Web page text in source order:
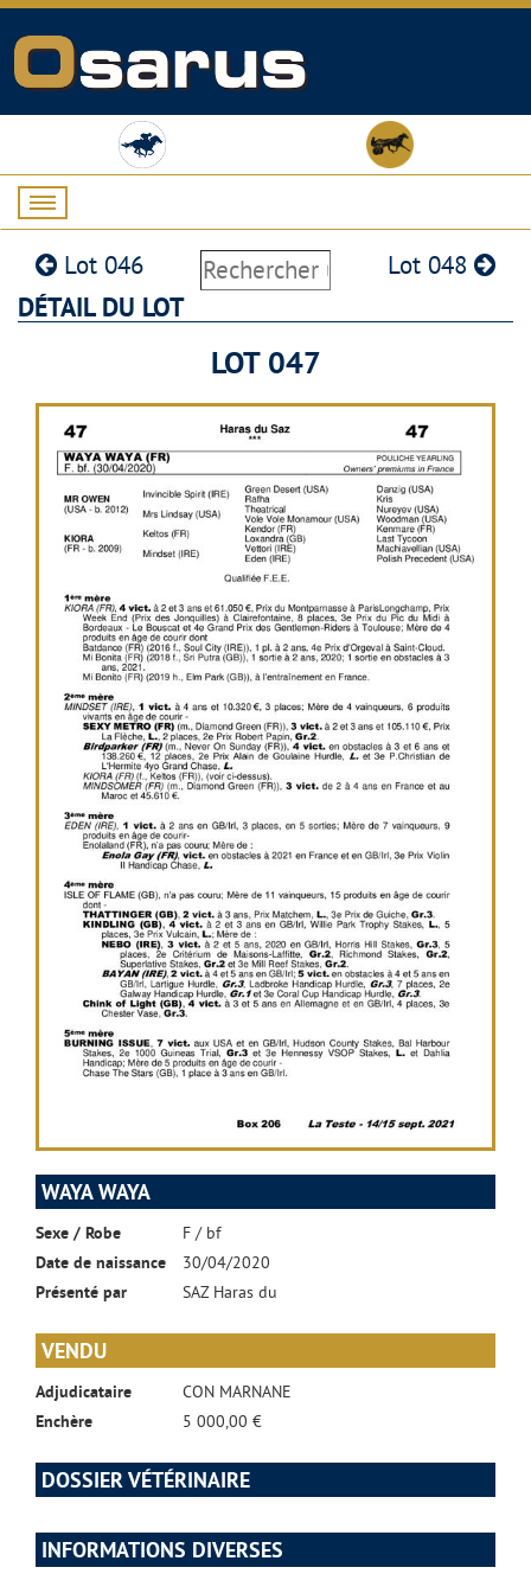
Lot 046 Lot 048
DÉTAIL DU LOT
LOT 047
WAYA WAYA
Sexe / Robe
F / bf
Date de naissance
30/04/2020
Présenté par
SAZ Haras du
VENDU
Adjudicataire
CON MARNANE
Enchère
5 000,00 €
DOSSIER VÉTÉRINAIRE
INFORMATIONS DIVERSES